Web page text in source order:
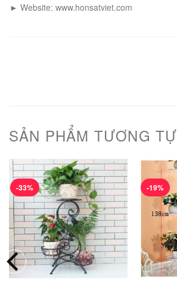
► Website: www.honsatviet.com
SẢN PHẨM TƯƠNG TỰ
-33% -19%